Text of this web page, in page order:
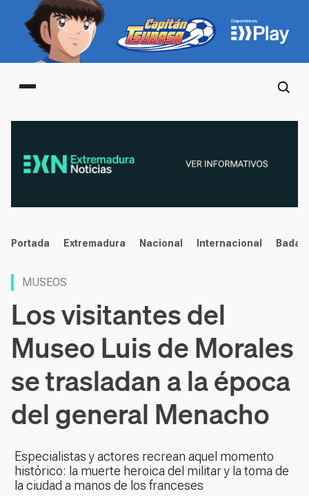
Main menu
noticias
Portada Extremadura Nacional Internacional
MUSEOS
Los visitantes del
Museo Luis de Morales
se trasladan a la época
del general Menacho
Especialistas y actores recrean aquel momento
histórico: la muerte heroica del militar y la toma de
la ciudad a manos de los franceses